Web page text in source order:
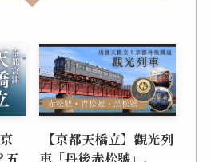
五
【京都天橋立】觀光列
車「丹後赤松號」、